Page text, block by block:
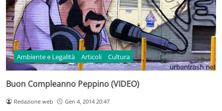
Ambiente e Legalità Articoli Cultura
Buon Compleanno Peppino (VIDEO)
Redazione web Gen 4, 2014 20:47